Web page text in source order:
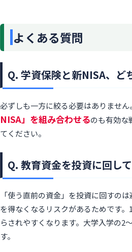
よくある質問
Q. 学資保険と新NISA、ど
必ずしも一方に絞る必要はありません。
NISA」を組み合わせるのも有効な
てください。
Q. 教育資金を投資に回し
「使う直前の資金」を投資に回すの
を得なくなるリスクがあるためです
らされやすくなります。大学入学の2
す。